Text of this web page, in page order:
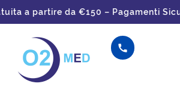
a partire da €150 – Pagamenti
